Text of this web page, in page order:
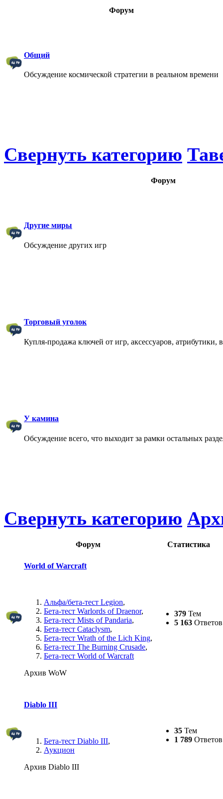
Форум
Общий
Обсуждение космической стратегии в реальном времени
Свернуть категорию
Форум
Другие миры
Обсуждение других игр
Торговый уголок
Купля-продажа ключей от игр, аксессуаров, атрибутики,
У камина
Обсуждение всего, что выходит за рамки остальных
Свернуть категорию
Форум Статистика
World of Warcraft
Альфа/бета-тест Legion,
Бета-тест Warlords of Draenor,
Бета-тест Mists of Pandaria,
Бета-тест Cataclysm,
Бета-тест Wrath of the Lich King,
Бета-тест The Burning Crusade,
Бета-тест World of Warcraft
Архив WoW
379 Тем
5 163 Ответов
Diablo III
Бета-тест Diablo III,
Аукцион
Архив Diablo III
35 Тем
1 789 Ответов